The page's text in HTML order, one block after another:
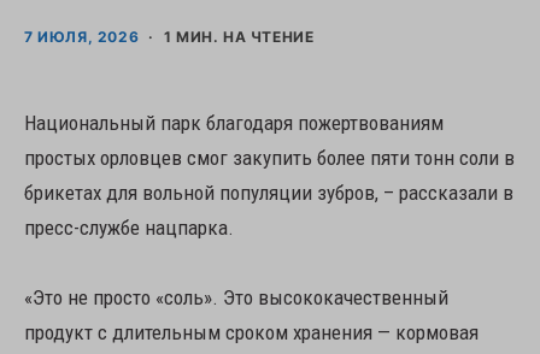
7 ИЮЛЯ, 2026 1 МИН. НА ЧТЕНИЕ
Национальный парк благодаря пожертвованиям
простых орловцев смог закупить более пяти тонн соли в
брикетах для вольной популяции зубров, – рассказали в
пресс-службе нацпарка.
«Это не просто «соль». Это высококачественный
продукт с длительным сроком хранения — кормовая